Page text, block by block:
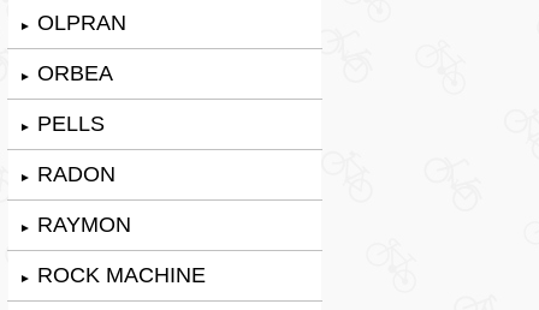
► OLPRAN
► ORBEA
► PELLS
► RADON
► RAYMON
► ROCK MACHINE